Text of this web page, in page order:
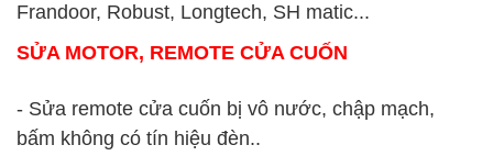
Frandoor, Robust, Longtech, SH matic...
SỬA MOTOR, REMOTE CỬA CUỐN
- Sửa remote cửa cuốn bị vô nước, chập mạch,
bấm không có tín hiệu đèn..